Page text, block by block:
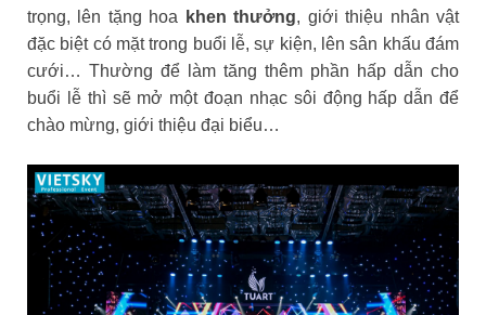
trọng, lên tặng hoa
khen thưởng, giới thiệu nhân vật
đặc biệt có mặt trong buổi lễ, sự kiện, lên sân khấu đám
cưới… Thường để làm tăng thêm phần hấp dẫn cho
buổi lễ thì sẽ mở một đoạn nhạc sôi động hấp dẫn để
chào mừng, giới thiệu đại biểu…